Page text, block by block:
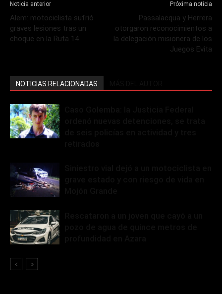
Noticia anterior
Alem: motociclista sufrió
graves lesiones tras un
choque en la Ruta 14
Próxima noticia
Passalacqua y Herrera
otorgaron reconocimientos a
la delegación misionera de los
Juegos Evita
NOTICIAS RELACIONADAS